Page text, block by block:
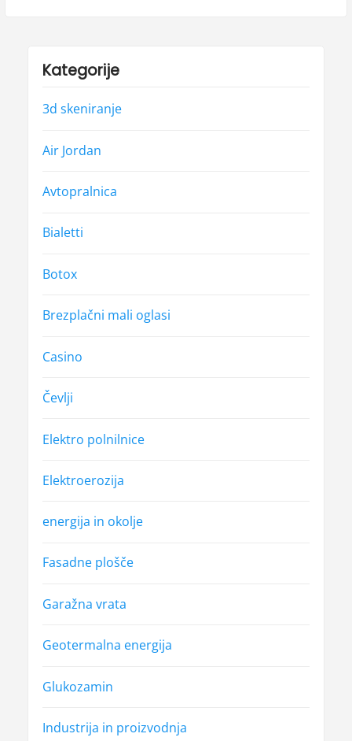
Kategorije
3d skeniranje
Air Jordan
Avtopralnica
Bialetti
Botox
Brezplačni mali oglasi
Casino
Čevlji
Elektro polnilnice
Elektroerozija
energija in okolje
Fasadne plošče
Garažna vrata
Geotermalna energija
Glukozamin
Industrija in proizvodnja